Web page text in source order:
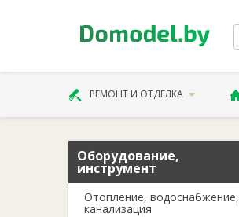
РЕМОНТ И ОТДЕЛКА
Оборудование,
инструмент
Отопление, водоснабжение,
канализация